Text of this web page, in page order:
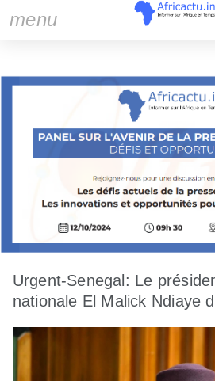
Urgent-Senegal: Le
nationale El Malick Ndiaye
menu